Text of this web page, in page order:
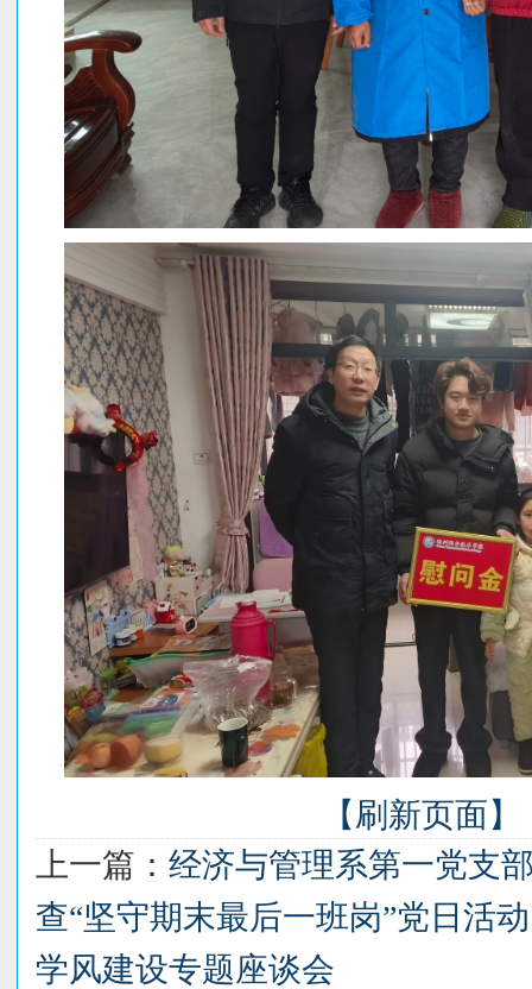
【刷新页面】
上一篇： 经济与管理系第一党支
查“坚守期末最后一班岗”党日活动
学风建设专题座谈会